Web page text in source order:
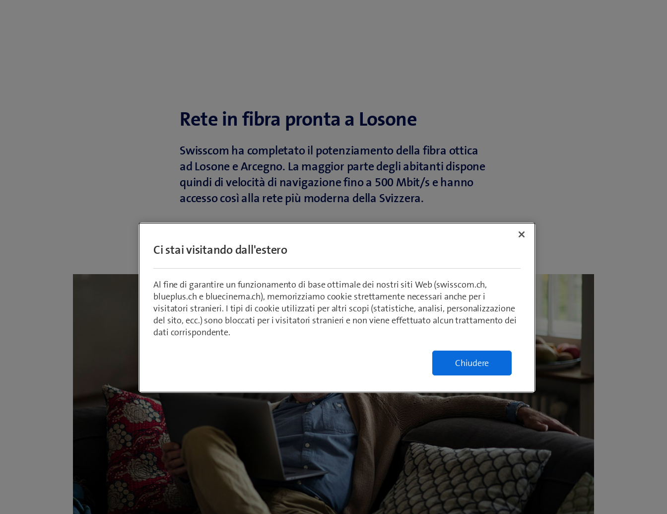
Rete in fibra pronta a Losone
Swisscom ha completato il potenziamento della fibra ottica
ad Losone e Arcegno. La maggior parte degli abitanti dispone
quindi di velocità di navigazione fino a 500 Mbit/s e hanno
accesso così alla rete più moderna della Svizzera.
29 ottobre 2020
Ci stai visitando dall'estero
Al fine di garantire un funzionamento di base ottimale dei nostri siti Web (swisscom.ch,
blueplus.ch e bluecinema.ch), memorizziamo cookie strettamente necessari anche per i
visitatori stranieri. I tipi di cookie utilizzati per altri scopi (statistiche, analisi, personalizzazione
del sito, ecc.) sono bloccati per i visitatori stranieri e non viene effettuato alcun trattamento dei
dati corrispondente.
Chiudere